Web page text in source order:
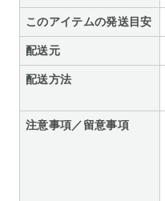
このアイテムの発送目安
配送元
配送方法
注意事項／留意事項